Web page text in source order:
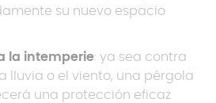
su nuevo espacio
la intemperie: ya sea contra
lluvia o el viento, una pérgola
una protección eficaz